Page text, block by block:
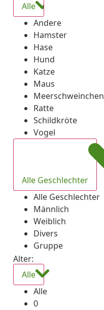
Alle
Andere
Hamster
Hase
Hund
Katze
Maus
Meerschweinchen
Ratte
Schildkröte
Vogel
Alle Geschlechter
Alle Geschlechter
Männlich
Weiblich
Divers
Gruppe
Alter:
Alle
Alle
0